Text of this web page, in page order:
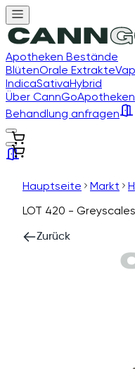
Apotheken Bestände
BlütenOrale Extrakte
IndicaSativaHybrid
Über CannGoApotheken
Behandlung anfragen
Hauptseite Markt
LOT 420 -
Zurück